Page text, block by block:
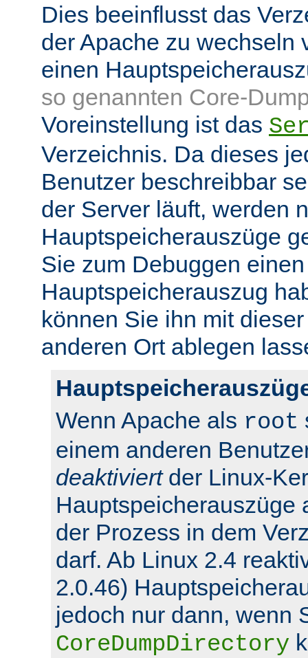
Dies beeinflusst das
der Apache zu wechseln
einen
so genannten Core-
Voreinstellung ist das
Verzeichnis. Da dieses
Benutzer beschreibbar
der Server läuft, werden
Hauptspeicherauszüge
Sie zum Debuggen einen
Hauptspeicherauszug
können Sie ihn mit
anderen Ort ablegen
Wenn Apache als root
einem anderen
deaktiviertder Linux-
Hauptspeicherauszüge
der Prozess in dem
darf. Ab Linux 2.4
2.0.46)
jedoch nur dann, wenn
CoreDumpDirectory